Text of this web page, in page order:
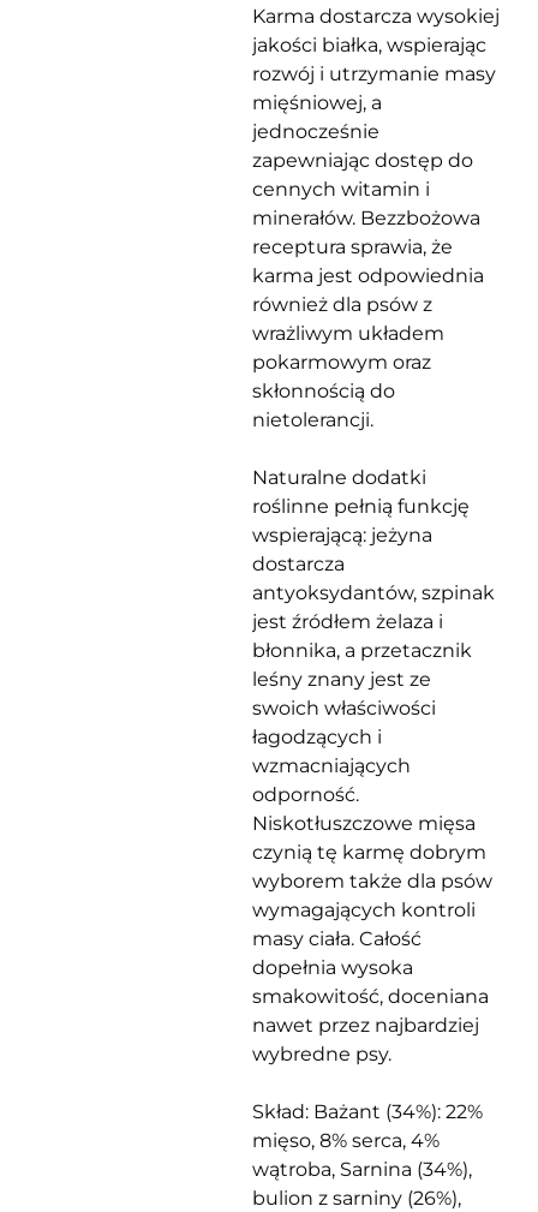
Karma dostarcza wysokiej
jakości białka, wspierając
rozwój i utrzymanie masy
mięśniowej, a
jednocześnie
zapewniając dostęp do
cennych witamin i
minerałów. Bezzbożowa
receptura sprawia, że
karma jest odpowiednia
również dla psów z
wrażliwym układem
pokarmowym oraz
skłonnością do
nietolerancji.
Naturalne dodatki
roślinne pełnią funkcję
wspierającą: jeżyna
dostarcza
antyoksydantów, szpinak
jest źródłem żelaza i
błonnika, a przetacznik
leśny znany jest ze
swoich właściwości
łagodzących i
wzmacniających
odporność.
Niskotłuszczowe mięsa
czynią tę karmę dobrym
wyborem także dla psów
wymagających kontroli
masy ciała. Całość
dopełnia wysoka
smakowitość, doceniana
nawet przez najbardziej
wybredne psy.
Skład: Bażant (34%): 22%
mięso, 8% serca, 4%
wątroba, Sarnina (34%),
bulion z sarniny (26%),